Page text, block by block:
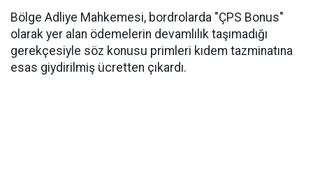
Bölge Adliye Mahkemesi, bordrolarda "ÇPS Bonus"
olarak yer alan ödemelerin devamlılık taşımadığı
gerekçesiyle söz konusu primleri kıdem tazminatına
esas giydirilmiş ücretten çıkardı.